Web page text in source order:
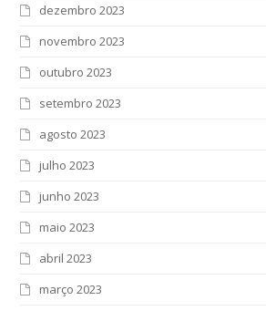
dezembro 2023
novembro 2023
outubro 2023
setembro 2023
agosto 2023
julho 2023
junho 2023
maio 2023
abril 2023
março 2023